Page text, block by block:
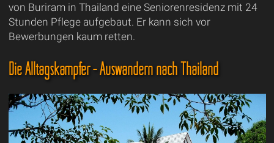
von Buriram in Thailand eine Seniorenresidenz mit 24
Stunden Pflege aufgebaut. Er kann sich vor
Bewerbungen kaum retten.
Die Alltagskämpfer - Auswandern nach Thailand